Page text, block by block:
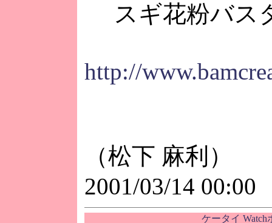
スギ花粉バス
http://
（松下 麻利）
2001/03/14 00:00
ケータイ Watch